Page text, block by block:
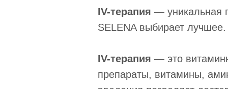
IV-терапия — уникальная
SELENA выбирает лучшее.
IV-терапия — это
препараты, витамины,